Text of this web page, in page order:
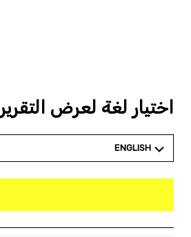
اختيار لغة لعرض التقرير
ENGLISH